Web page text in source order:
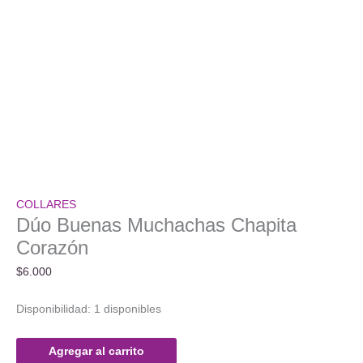
COLLARES
Dúo Buenas Muchachas Chapita
Corazón
$6.000
Disponibilidad: 1 disponibles
Agregar al carrito